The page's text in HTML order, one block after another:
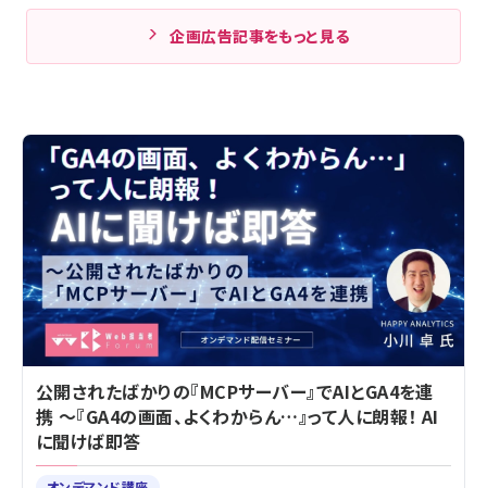
企画広告記事をもっと見る
公開されたばかりの『MCPサーバー』でAIとGA4を連
携 ～『GA4の画面、よくわからん…』って人に朗報！ AI
に聞けば即答